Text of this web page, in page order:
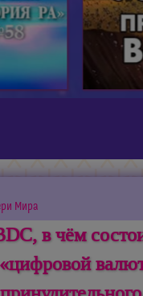
Мира
в чём